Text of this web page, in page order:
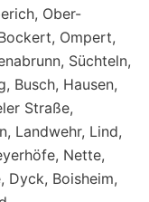
Ober-
Ompert,
Süchteln,
Busch, Hausen,
Straße,
Landwehr, Lind,
Nette,
Dyck, Boisheim,